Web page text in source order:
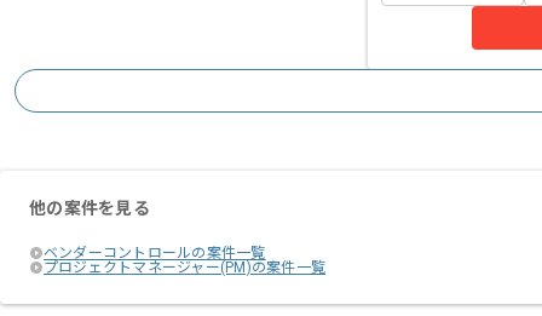
他の案件を見る
ベンダーコントロールの案件一覧
プロジェクトマネージャー(PM)の案件一覧